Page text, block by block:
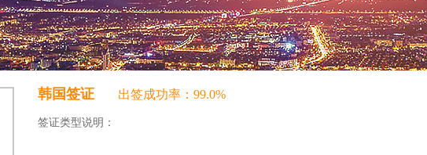
韩国签证 出签成功率：99.0%
签证类型说明：